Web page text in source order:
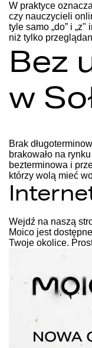
W praktyce
czy nauczycieli
tyle samo „do” i
niż tylko
Bez
w
Brak
brakowało na
bezterminowa i
którzy wolą mieć
Wejdź na naszą
Moico jest
Twoje okolice.